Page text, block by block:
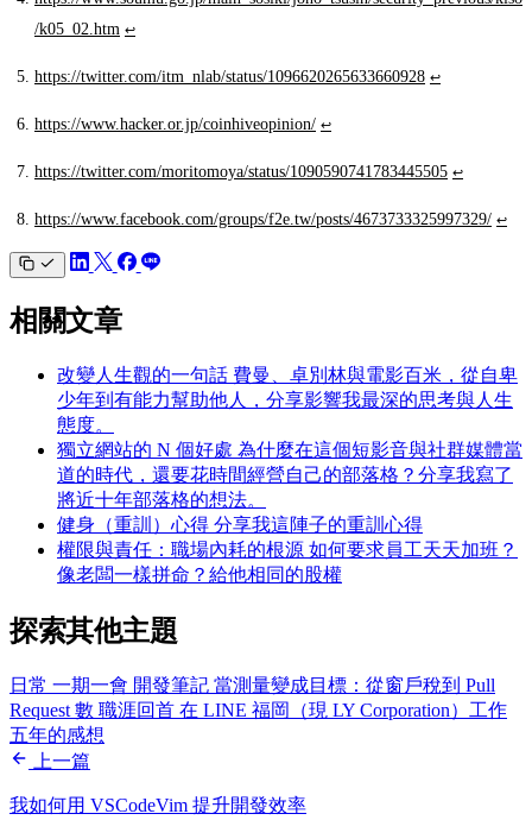
/k05_02.htm ↩
https://twitter.com/itm_nlab/status/1096620265633660928 ↩
https://www.hacker.or.jp/coinhiveopinion/ ↩
https://twitter.com/moritomoya/status/1090590741783445505 ↩
https://www.facebook.com/groups/f2e.tw/posts/4673733325997329/ ↩
相關文章
改變人生觀的一句話 費曼、卓別林與電影百米，從自卑
少年到有能力幫助他人，分享影響我最深的思考與人生
態度。
獨立網站的 N 個好處 為什麼在這個短影音與社群媒體當
道的時代，還要花時間經營自己的部落格？分享我寫了
將近十年部落格的想法。
健身（重訓）心得 分享我這陣子的重訓心得
權限與責任：職場內耗的根源 如何要求員工天天加班？
像老闆一樣拼命？給他相同的股權
探索其他主題
日常 一期一會 開發筆記 當測量變成目標：從窗戶稅到 Pull
Request 數 職涯回首 在 LINE 福岡（現 LY Corporation）工作
五年的感想
上一篇
我如何用 VSCodeVim 提升開發效率